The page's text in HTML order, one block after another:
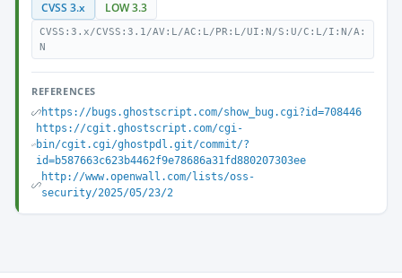
CVSS 3.x LOW 3.3
CVSS:3.x/CVSS:3.1/AV:L/AC:L/PR:L/UI:N/S:U/C:L/I:N/A:
N
REFERENCES
https://bugs.ghostscript.com/show_bug.cgi?id=708446
https://cgit.ghostscript.com/cgi-
bin/cgit.cgi/ghostpdl.git/commit/?
id=b587663c623b4462f9e78686a31fd880207303ee
http://www.openwall.com/lists/oss-
security/2025/05/23/2